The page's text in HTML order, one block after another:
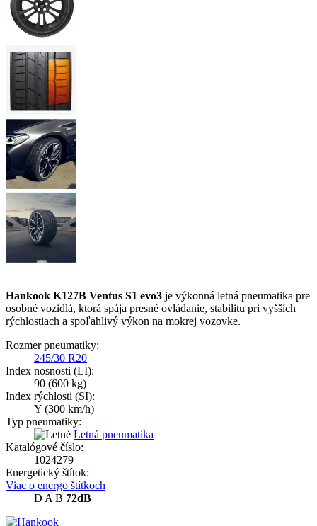
Hankook K127B Ventus S1 evo3 je výkonná letná pneumatika pre
osobné vozidlá, ktorá spája presné ovládanie, stabilitu pri vyšších
rýchlostiach a spoľahlivý výkon na mokrej vozovke.
Rozmer pneumatiky:
245/30 R20
Index nosnosti (LI):
90 (600 kg)
Index rýchlosti (SI):
Y (300 km/h)
Typ pneumatiky:
Letná pneumatika
Katalógové číslo:
1024279
Energetický štítok:
Viac o energo štítkoch
D A B 72dB